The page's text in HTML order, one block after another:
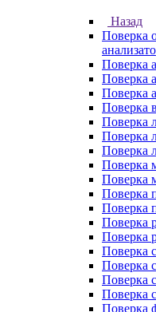
Назад
Поверка
Поверка
Поверка
Поверка
Поверка
Поверка
Поверка
Поверка
Поверка
Поверка
Поверка
Поверка
Поверка
Поверка
Поверка
Поверка
Поверка
Поверка
Поверка